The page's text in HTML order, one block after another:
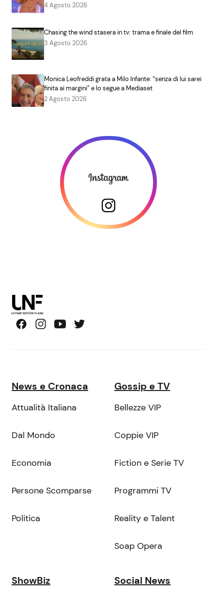
4 Agosto 2026
Chasing the wind stasera in tv: trama e finale del film
3 Agosto 2026
Monica Leofreddi grata a Milo Infante: “senza di lui sarei
finita ai margini” e lo segue a Mediaset
2 Agosto 2026
News e Cronaca
Attualità Italiana
Dal Mondo
Economia
Persone Scomparse
Politica
Gossip e TV
Bellezze VIP
Coppie VIP
Fiction e Serie TV
Programmi TV
Reality e Talent
Soap Opera
ShowBiz Social News